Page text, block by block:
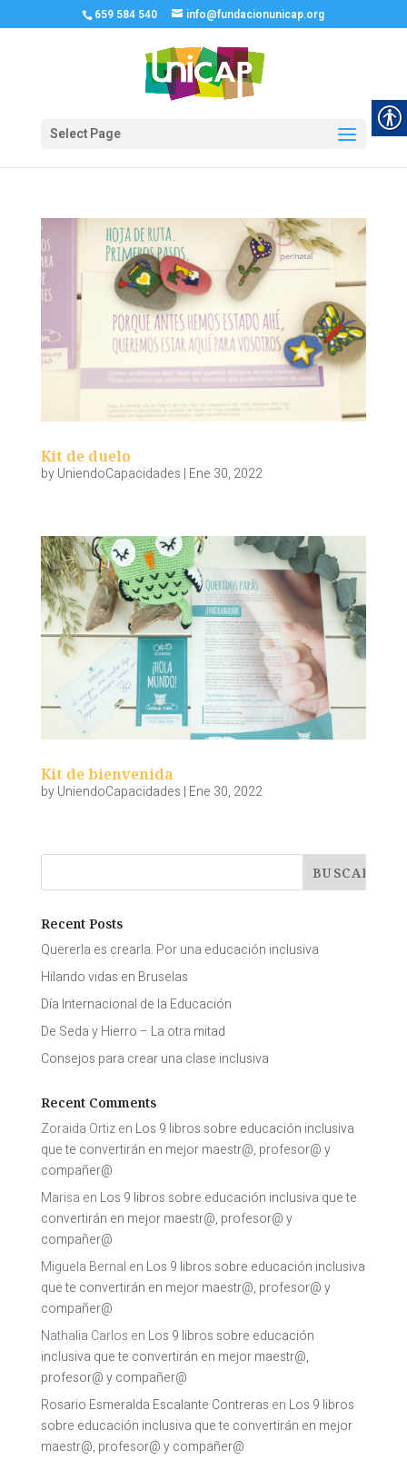
659 584 540 info@fundacionunicap.org
Select Page
Kit de duelo
byUniendoCapacidades | Ene 30, 2022
Kit de bienvenida
byUniendoCapacidades | Ene 30, 2022
Recent Posts
Quererla es crearla. Por una educación inclusiva
Hilando vidas en Bruselas
Día Internacional de la Educación
De Seda y Hierro – La otra mitad
Consejos para crear una clase inclusiva
Recent Comments
Zoraida Ortizen Los 9 libros sobre educación inclusiva
que te convertirán en mejor maestr@, profesor@ y
compañer@
Marisa en Los 9 libros sobre educación inclusiva que te
convertirán en mejor maestr@, profesor@ y
compañer@
Miguela Bernal en Los 9 libros sobre educación inclusiva
que te convertirán en mejor maestr@, profesor@ y
compañer@
Nathalia Carlos en Los 9 libros sobre educación
inclusiva que te convertirán en mejor maestr@,
profesor@ y compañer@
Rosario Esmeralda Escalante Contreras en Los 9 libros
sobre educación inclusiva que te convertirán en mejor
maestr@, profesor@ y compañer@